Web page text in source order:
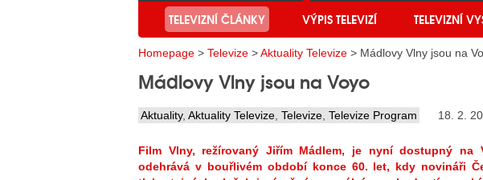
TELEVIZNÍ ČLÁNKY VÝPIS TELEVIZÍ TELEVIZNÍ
Homepage > Televize >Aktuality Televize > Mádlovy Vlny jsou na
Mádlovy Vlny jsou na Voyo
Aktuality, Aktuality Televize Televize Televize Program 18. 2.
Film Vlny, režírovaný Jiřím Mádlem, je nyní dostupný na
odehrává v bouřlivém období konce 60. let, kdy novináři